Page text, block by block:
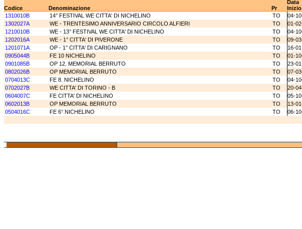
Data
Codice
Denominazione Pr Inizio
1310010B
14° FESTIVAL WE CITTA' DI NICHELINO TO 04-
1302027A
WE - TRENTESIMO ANNIVERSARIO CIRCOLO ALFIERI TO 01-
1210010B
WE - 13° FESTIVAL WE CITTA' DI NICHELINO TO 04-
1202016A
WE - 1° CITTA' DI PIVERONE TO 09-
1201071A
OP - 1° CITTA' DI CARIGNANO TO 16-
0905044B
FE 10 NICHELINO TO 01-
0901085B
OP 12. MEMORIAL BERRUTO TO 23-
0802026B
OP MEMORIAL BERRUTO TO 07-
0704013C
FE 8. NICHELINO TO 04-
0702027B
WE CITTA' DI TORINO - B TO 20-
0604007C
FE CITTA' DI NICHELINO TO 05-
0602013B
OP MEMORIAL BERRUTO TO 13-
0504016C
FE 6° NICHELINO TO 06-